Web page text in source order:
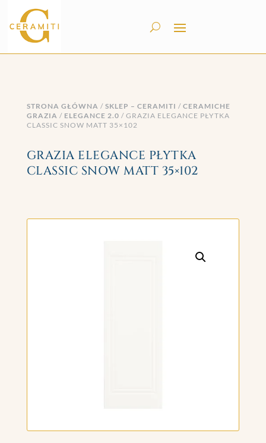
STRONA GŁÓWNA / SKLEP – CERAMITI / CERAMICHE
GRAZIA / ELEGANCE 2.0 / GRAZIA ELEGANCE PŁYTKA
CLASSIC SNOW MATT 35×102
GRAZIA ELEGANCE PŁYTKA
CLASSIC SNOW MATT 35×102